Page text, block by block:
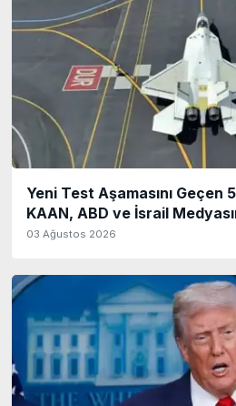
Yeni Test Aşamasını Geçen
KAAN, ABD ve İsrail
03 Ağustos 2026